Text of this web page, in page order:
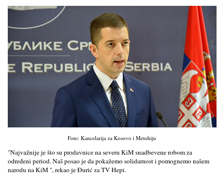
Foto: Kancelarija za Kosovo i Metohiju
"Najvažnije je što su prodavnice na severu KiM snadbevene robom za
određeni period. Naš posao je da pokažemo solidarnost i pomognemo našem
narodu na KiM ", rekao je Đurić za TV Hepi.